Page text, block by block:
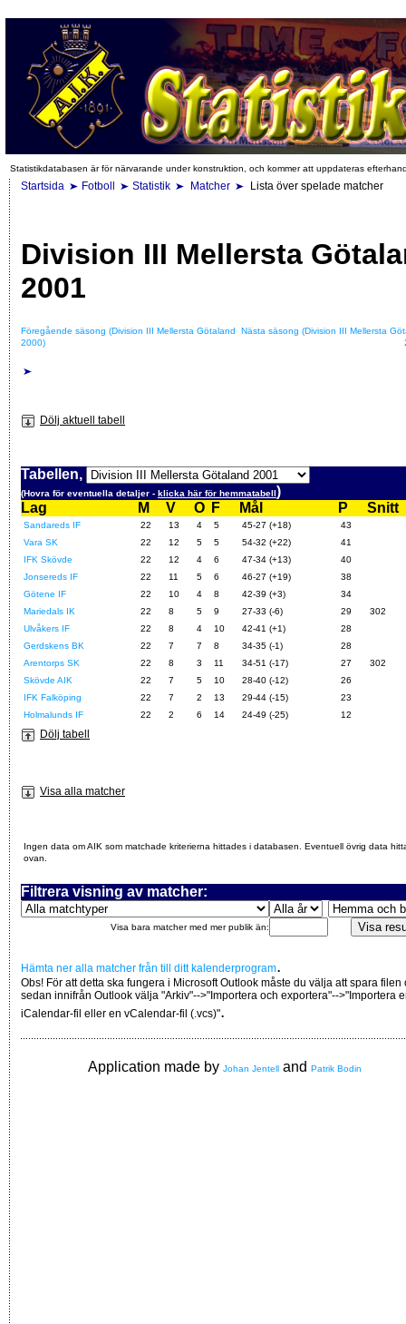
Statistikdatabasen är för närvarande under konstruktion, och kommer att uppdateras
Startsida Fotboll Statistik Matcher Lista över spelade matcher
Division III Mellersta
2001
Föregående säsong (Division III Mellersta Götaland
2000)
Nästa säsong (Division III Mellersta
Dölj aktuell tabell
Tabellen,
(Hovra för eventuella detaljer - klicka här för hemmatabell)
Lag
M V O F Mål P Snitt
Sandareds IF 22 13 4 5 45-27 (+18)
43
Vara SK
22 12 5 5 54-32 (+22)
41
IFK Skövde
22 12 4 6 47-34 (+13)
40
Jonsereds IF
22 11 5 6 46-27 (+19)
38
Götene IF
22 10 4 8 42-39 (+3)
34
Mariedals IK
22 8 5 9 27-33 (-6) 29
302
Ulvåkers IF
22 8 4 10 42-41 (+1)
28
Gerdskens BK
22 7 7 8 34-35 (-1)
28
Arentorps SK
22 8 3 11 34-51 (-17) 27
302
Skövde AIK
22 7 5 10 28-40 (-12)
26
IFK Falköping
22 7 2 13 29-44 (-15)
23
Holmalunds IF
22 2 6 14 24-49 (-25) 12
Dölj tabell
Visa alla matcher
Ingen data om AIK som matchade kriterierna hittades i databasen. Eventuell övrig data
ovan.
Filtrera visning av matcher:
Visa bara matcher med mer publik än:
Hämta ner alla matcher från till ditt kalenderprogram.
Obs! För att detta ska fungera i Microsoft Outlook måste du välja att spara filen
sedan innifrån Outlook välja "Arkiv"-->"Importera och exportera"-->"Importera
iCalendar-fil eller en vCalendar-fil (.vcs)".
Application made by Johan Jentell and Patrik Bodin